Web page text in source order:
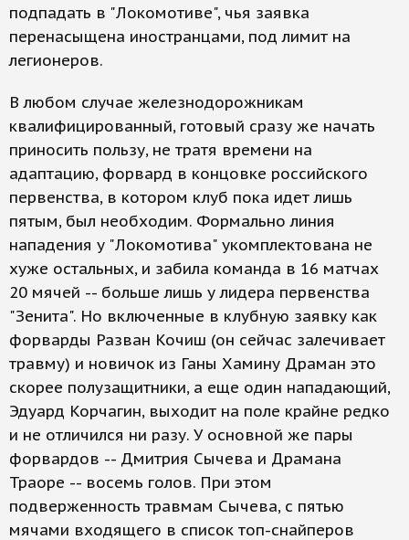
подпадать в "Локомотиве", чья заявка
перенасыщена иностранцами, под лимит на
легионеров.
В любом случае железнодорожникам
квалифицированный, готовый сразу же начать
приносить пользу, не тратя времени на
адаптацию, форвард в концовке российского
первенства, в котором клуб пока идет лишь
пятым, был необходим. Формально линия
нападения у "Локомотива" укомплектована не
хуже остальных, и забила команда в 16 матчах
20 мячей -- больше лишь у лидера первенства
"Зенита". Но включенные в клубную заявку как
форварды Разван Кочиш (он сейчас залечивает
травму) и новичок из Ганы Хамину Драман это
скорее полузащитники, а еще один нападающий,
Эдуард Корчагин, выходит на поле крайне редко
и не отличился ни разу. У основной же пары
форвардов -- Дмитрия Сычева и Драмана
Траоре -- восемь голов. При этом
подверженность травмам Сычева, с пятью
мячами входящего в список топ-снайперов